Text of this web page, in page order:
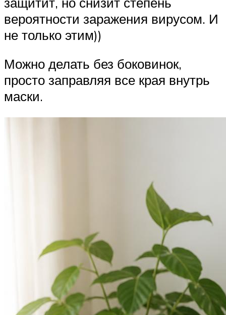
вероятности заражения вирусом. И
не только этим))
Можно делать без боковинок,
просто заправляя все края внутрь
маски.